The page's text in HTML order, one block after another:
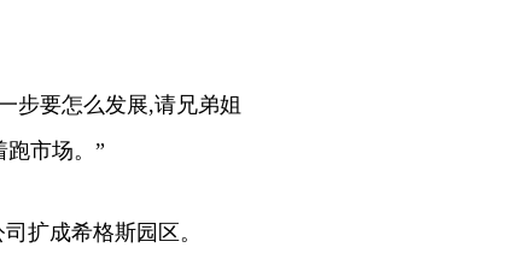
要怎么发展,请兄弟姐
市场。”
扩成希格斯园区。